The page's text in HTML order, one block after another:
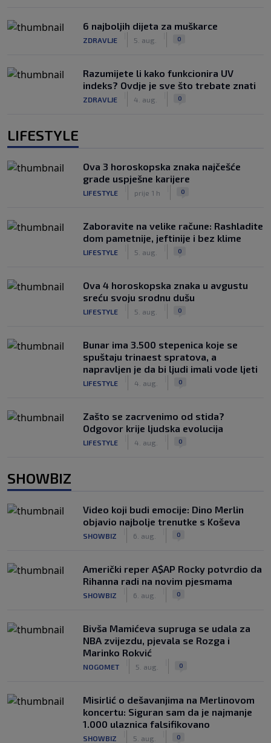
6 najboljih dijeta za muškarce
ZDRAVLJE 5. aug. 0
Razumijete li kako funkcionira UV
indeks? Ovdje je sve što trebate znati
ZDRAVLJE 4. aug. 0
LIFESTYLE
Ova 3 horoskopska znaka najčešće
grade uspješne karijere
LIFESTYLE prije 1 h 0
Zaboravite na velike račune: Rashladite
dom pametnije, jeftinije i bez klime
LIFESTYLE 5. aug. 0
Ova 4 horoskopska znaka u avgustu
sreću svoju srodnu dušu
LIFESTYLE 5. aug. 0
Bunar imа 3.500 stepenica koje se
spuštaju trinaest spratova, a
napravljen je da bi ljudi imali vode ljeti
LIFESTYLE 4. aug. 0
Zašto se zacrvenimo od stida?
Odgovor krije ljudska evolucija
LIFESTYLE 4. aug. 0
SHOWBIZ
Video koji budi emocije: Dino Merlin
objavio najbolje trenutke s Koševa
SHOWBIZ 6. aug. 0
Američki reper A$AP Rocky potvrdio da
Rihanna radi na novim pjesmama
SHOWBIZ 6. aug. 0
Bivša Mamićeva supruga se udala za
NBA zvijezdu, pjevala se Rozga i
Marinko Rokvić
NOGOMET 5. aug. 0
Misirlić o dešavanjima na Merlinovom
koncertu: Siguran sam da je najmanje
1.000 ulaznica falsifikovano
SHOWBIZ 5. aug. 0